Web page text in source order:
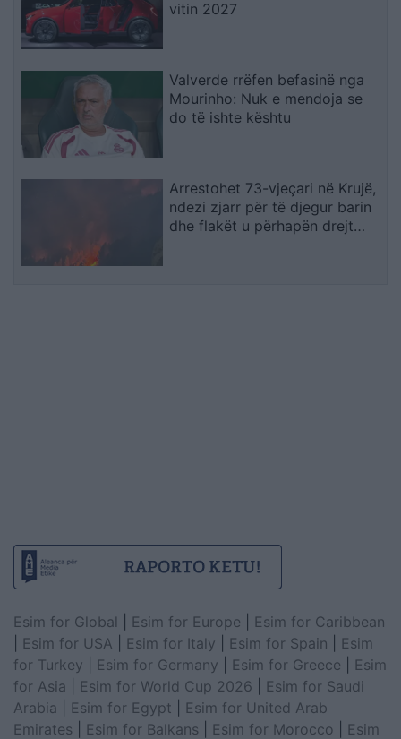
vitin 2027
Valverde rrëfen befasinë nga
Mourinho: Nuk e mendoja se
do të ishte kështu
Arrestohet 73-vjeçari në Krujë,
ndezi zjarr për të djegur barin
dhe flakët u përhapën drejt
Esim for Global Esim for Europe
Esim for Caribbean
Esim for USA Esim for Italy Esim for Spain
Esim
for Turkey
Esim for Germany Esim for Greece
Esim
for Asia
Esim for World Cup 2026
Esim for Saudi
Arabia
Esim for Egypt
Esim for United Arab
Emirates
Esim for Balkans Esim for Morocco
Esim